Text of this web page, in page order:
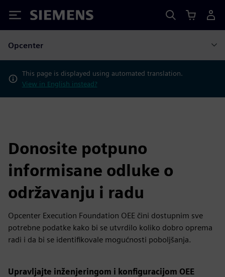
Siemens
Opcenter
This page is displayed using automated translation.
View in English instead?
Donosite potpuno
informisane odluke o
održavanju i radu
Opcenter Execution Foundation OEE čini dostupnim sve
potrebne podatke kako bi se utvrdilo koliko dobro oprema
radi i da bi se identifikovale mogućnosti poboljšanja.
Upravljajte inženjeringom i konfiguracijom OEE